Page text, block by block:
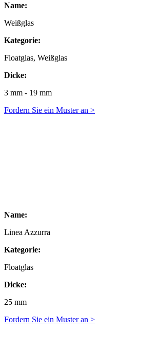
Name:
Weißglas
Kategorie:
Floatglas, Weißglas
Dicke:
3 mm - 19 mm
Fordern Sie ein Muster an >
Name:
Linea Azzurra
Kategorie:
Floatglas
Dicke:
25 mm
Fordern Sie ein Muster an >